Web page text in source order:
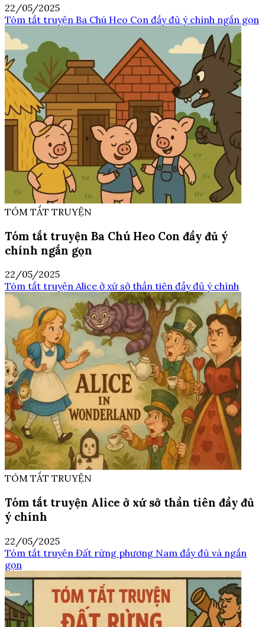
22/05/2025
Tóm tắt truyện Ba Chú Heo Con đầy đủ ý chính ngắn gọn
TÓM TẮT TRUYỆN
Tóm tắt truyện Ba Chú Heo Con đầy đủ ý
chính ngắn gọn
22/05/2025
Tóm tắt truyện Alice ở xứ sở thần tiên đầy đủ ý chính
TÓM TẮT TRUYỆN
Tóm tắt truyện Alice ở xứ sở thần tiên đầy đủ
ý chính
22/05/2025
Tóm tắt truyện Đất rừng phương Nam đầy đủ và ngắn
gọn